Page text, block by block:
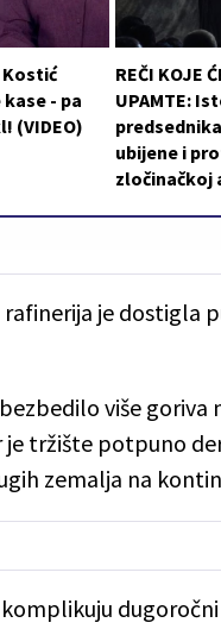
Kostić
- pa
(VIDEO)
REČI KOJE
UPAMTE:
ubijene i
zločinačkoj
je dostigla
više
je tržište potpuno
zemalja na